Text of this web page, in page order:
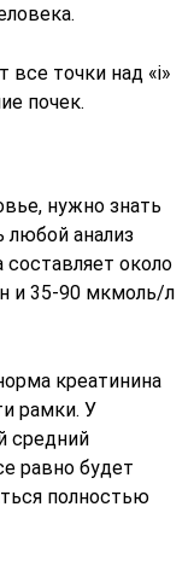
точки над «і»
почек.
нужно знать
анализ
около
и 35-90 мкмоль/л
креатинина
рамки. У
средний
равно будет
полностью